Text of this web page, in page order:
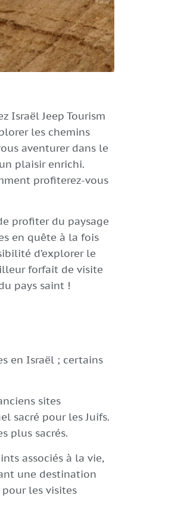
Israël Jeep Tourism
les chemins
aventurer dans le
plaisir enrichi.
profiterez-vous
profiter du paysage
en quête à la fois
d’explorer le
forfait de visite
pays saint !
en Israël ; certains
sites
sacré pour les Juifs.
plus sacrés.
associés à la vie,
une destination
les visites